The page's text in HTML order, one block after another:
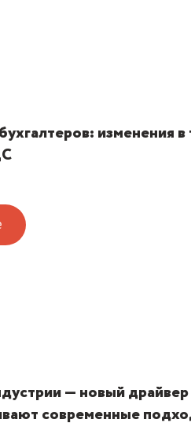
изменения
— новый
современные